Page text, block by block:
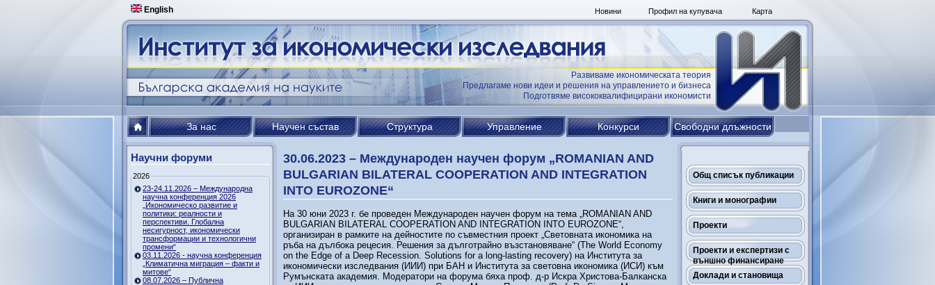
English Карта
Профил на купувача
Новини
Развиваме икономическата теория
Предлагаме нови идеи и решения на управлението и бизнеса
Подготвяме висококвалифицирани икономисти
За нас Научен състав Структура Управление Конкурси Свободни длъжности
Общ списък публикации
Книги и монографии
Проекти
Проекти и експертизи с
външно финансиране
Доклади и становища
Научни форуми
2026
23-24.11.2026 – Международна
научна конференция 2026
„Икономическо развитие и
политики: реалности и
перспективи. Глобална
несигурност, икономически
трансформации и технологични
промени“
03.11.2026 - научна конференция
„Климатична миграция – факти и
митове“
08.07.2026 – Публична
30.06.2023 – Международен научен форум „ROMANIAN AND
BULGARIAN BILATERAL COOPERATION AND INTEGRATION
INTO EUROZONE“
На 30 юни 2023 г. бе проведен Международен научен форум на тема „ROMANIAN AND
BULGARIAN BILATERAL COOPERATION AND INTEGRATION INTO EUROZONE“,
организиран в рамките на дейностите по съвместния проект „Световната икономика на
ръба на дълбока рецесия. Решения за дълготрайно възстановяване“ (The World Economy
on the Edge of a Deep Recession. Solutions for a long-lasting recovery) на Института за
икономически изследвания (ИИИ) при БАН и Института за световна икономика (ИСИ) към
Румънската академия. Модератори на форума бяха проф. д-р Искра Христова-Балканска